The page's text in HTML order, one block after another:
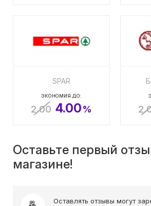
SPAR
ЭКОНОМИЯ ДО:
2.00 4.00%
Оставьте первый
магазине!
Оставлять отзывы могут